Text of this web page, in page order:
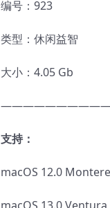
编号：923
类型：休闲益智
大小：4.05 Gb
支持：
macOS 12.0
macOS 13.0 Ventura